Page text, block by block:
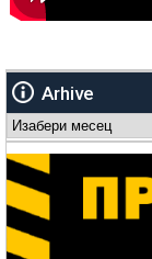
Arhive
Arhive